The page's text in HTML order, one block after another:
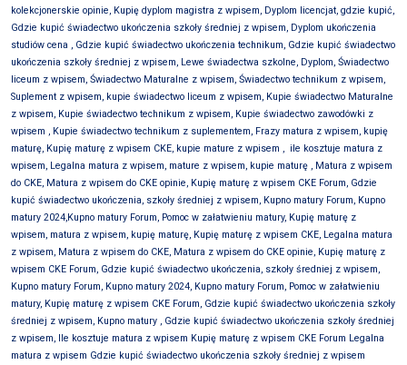
kolekcjonerskie opinie, Kupię dyplom magistra z wpisem, Dyplom licencjat, gdzie kupić,
Gdzie kupić świadectwo ukończenia szkoły średniej z wpisem, Dyplom ukończenia
studiów cena , Gdzie kupić świadectwo ukończenia technikum, Gdzie kupić świadectwo
ukończenia szkoły średniej z wpisem, Lewe świadectwa szkolne, Dyplom, Świadectwo
liceum z wpisem, Świadectwo Maturalne z wpisem, Świadectwo technikum z wpisem,
Suplement z wpisem, kupie świadectwo liceum z wpisem, Kupie świadectwo Maturalne
z wpisem, Kupie świadectwo technikum z wpisem, Kupie świadectwo zawodówki z
wpisem , Kupie świadectwo technikum z suplementem, Frazy matura z wpisem, kupię
maturę, Kupię maturę z wpisem CKE, kupie mature z wpisem , ile kosztuje matura z
wpisem, Legalna matura z wpisem, mature z wpisem, kupie maturę , Matura z wpisem
do CKE, Matura z wpisem do CKE opinie, Kupię maturę z wpisem CKE Forum, Gdzie
kupić świadectwo ukończenia, szkoły średniej z wpisem, Kupno matury Forum, Kupno
matury 2024,Kupno matury Forum, Pomoc w załatwieniu matury, Kupię maturę z
wpisem, matura z wpisem, kupię maturę, Kupię maturę z wpisem CKE, Legalna matura
z wpisem, Matura z wpisem do CKE, Matura z wpisem do CKE opinie, Kupię maturę z
wpisem CKE Forum, Gdzie kupić świadectwo ukończenia, szkoły średniej z wpisem,
Kupno matury Forum, Kupno matury 2024, Kupno matury Forum, Pomoc w załatwieniu
matury, Kupię maturę z wpisem CKE Forum, Gdzie kupić świadectwo ukończenia szkoły
średniej z wpisem, Kupno matury , Gdzie kupić świadectwo ukończenia szkoły średniej
z wpisem, Ile kosztuje matura z wpisem Kupię maturę z wpisem CKE Forum Legalna
matura z wpisem Gdzie kupić świadectwo ukończenia szkoły średniej z wpisem